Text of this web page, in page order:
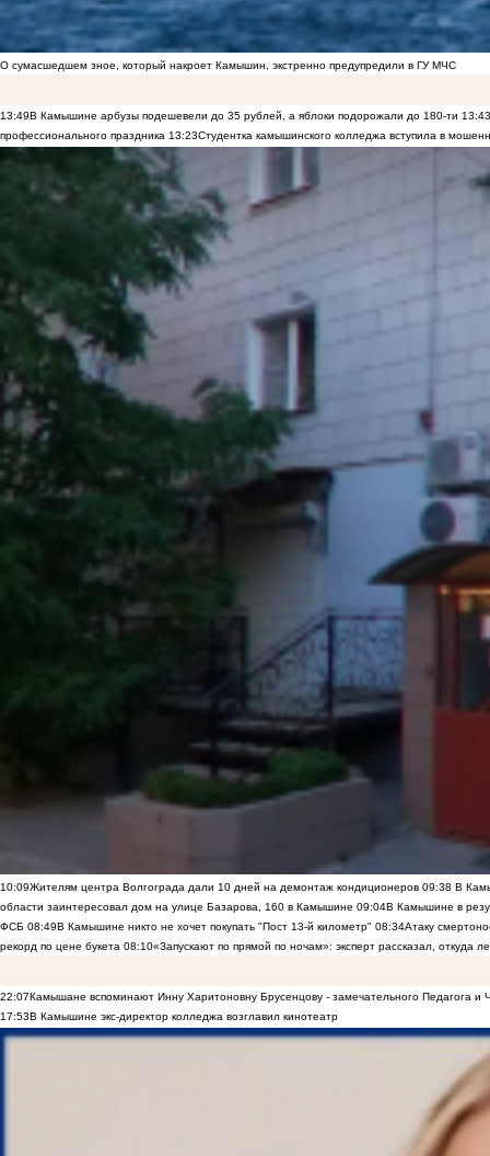
О сумасшедшем зное, который накроет Камышин, экстренно предупредили в ГУ МЧС
13:49В Камышине арбузы подешевели до 35 рублей, а яблоки подорожали до 180-ти 13:43
профессионального праздника 13:23Студентка камышинского колледжа вступила в
10:09Жителям центра Волгограда дали 10 дней на демонтаж кондиционеров 09:38 В
области заинтересовал дом на улице Базарова, 160 в Камышине 09:04В Камышине в
ФСБ 08:49В Камышине никто не хочет покупать "Пост 13-й километр" 08:34Атаку
рекорд по цене букета 08:10«Запускают по прямой по ночам»: эксперт рассказал, откуда
22:07Камышане вспоминают Инну Харитоновну Брусенцову - замечательного Педагога и
17:53В Камышине экс-директор колледжа возглавил кинотеатр